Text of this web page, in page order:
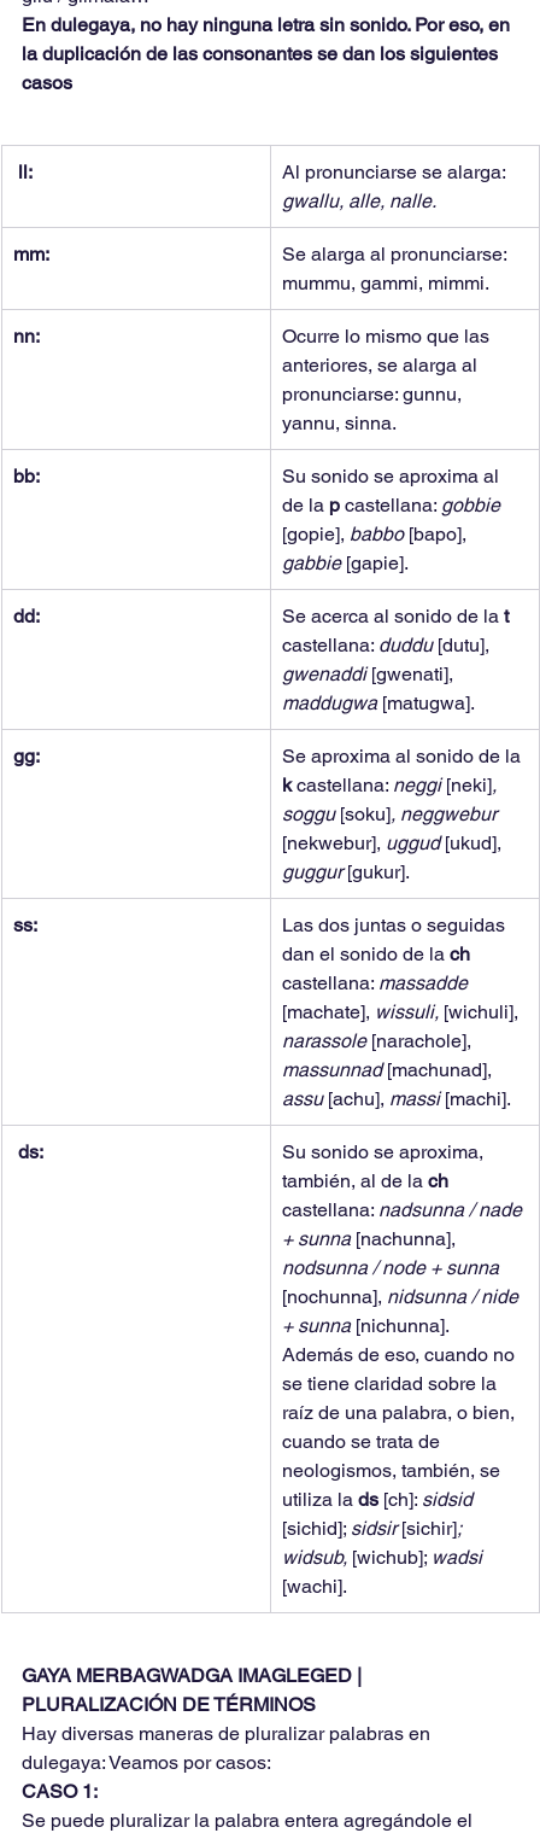
En dulegaya, no hay ninguna letra sin sonido. Por eso, en
la duplicación de las consonantes se dan los siguientes
casos
ll:
Al pronunciarse se alarga:
gwallu, alle, nalle.
mm:
Se alarga al pronunciarse:
mummu, gammi, mimmi.
nn:
Ocurre lo mismo que las
anteriores, se alarga al
pronunciarse: gunnu,
yannu, sinna.
bb:
Su sonido se aproxima al
de la p castellana: gobbie
[gopie], babbo [bapo],
gabbie [gapie].
dd: Se acerca al sonido de la t
castellana: duddu [dutu],
gwenaddi [gwenati],
maddugwa [matugwa].
gg:
Se aproxima al sonido de la
k castellana: neggi [neki],
soggu [soku], neggwebur
[nekwebur], uggud [ukud],
guggur [gukur].
ss:
Las dos juntas o seguidas
dan el sonido de la ch
castellana: massadde
[machate], wissuli, [wichuli],
narassole [narachole],
massunnad [machunad],
assu [achu], massi [machi].
ds:
Su sonido se aproxima,
también, al de la ch
castellana: nadsunna / nade
+ sunna [nachunna],
nodsunna / node + sunna
[nochunna], nidsunna / nide
+ sunna [nichunna].
Además de eso, cuando no
se tiene claridad sobre la
raíz de una palabra, o bien,
cuando se trata de
neologismos, también, se
utiliza la ds [ch]: sidsid
[sichid]; sidsir [sichir];
widsub, [wichub]; wadsi
[wachi].
GAYA MERBAGWADGA IMAGLEGED |
PLURALIZACIÓN DE TÉRMINOS
Hay diversas maneras de pluralizar palabras en
dulegaya: Veamos por casos:
CASO 1:
Se puede pluralizar la palabra entera agregándole el